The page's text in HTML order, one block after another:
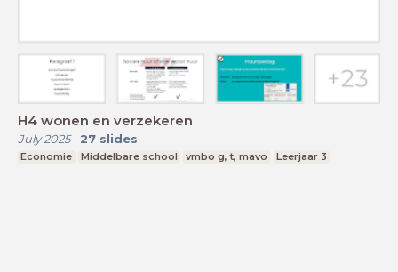
H4 wonen en verzekeren
July 2025- 27 slides
Economie Middelbare school vmbo g, t, mavo Leerjaar 3